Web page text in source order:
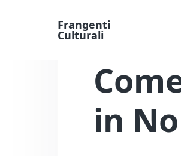
Frangenti
Culturali
in